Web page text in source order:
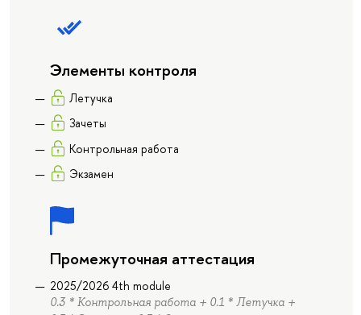
Элементы контроля
Летучка
Зачеты
Контрольная работа
Экзамен
Промежуточная аттестация
2025/2026 4th module
0.3 * Контрольная работа + 0.1 * Летучка +